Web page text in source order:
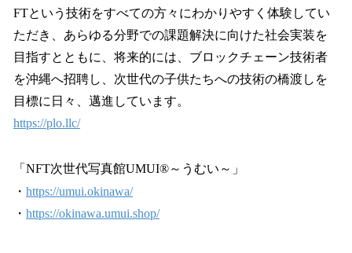
FTという技術をすべての方々にわかりやすく体験してい
ただき、あらゆる分野での課題解決に向けた社会実装を
目指すとともに、将来的には、ブロックチェーン技術者
を沖縄へ招聘し、次世代の子供たちへの技術の橋渡しを
目標に日々、邁進しています。
https://plo.llc/
「NFT次世代写真館UMUI®～うむい～」
・ https://umui.okinawa/
・ https://okinawa.umui.shop/